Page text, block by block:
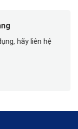
hãy liên hệ